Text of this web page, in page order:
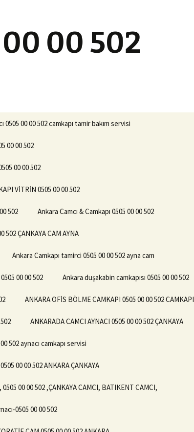
00 00 502
0505 00 00 502 camkapı tamir bakım servisi
00 00 502
00 00 502
VİTRİN 0505 00 00 502
502 Ankara Camcı & Camkapı 0505 00 00 502
502 ÇANKAYA CAM AYNA
Ankara Camkapı tamirci 0505 00 00 502 ayna cam
00 00 502 Ankara duşakabin camkapısı 0505 00 00 502
ANKARA OFİS BÖLME CAMKAPI 0505 00 00 502 CAMKAPI
ANKARADA CAMCI AYNACI 0505 00 00 502 ÇANKAYA
502 aynacı camkapı servisi
00 00 502 ANKARA ÇANKAYA
0505 00 00 502 ,ÇANKAYA CAMCI, BATIKENT CAMCI,
0505 00 00 502